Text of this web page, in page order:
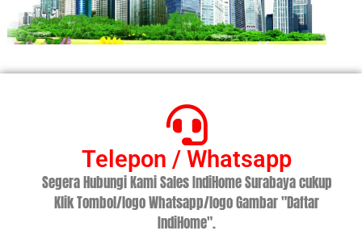
Telepon / Whatsapp
Segera Hubungi Kami Sales IndiHome Surabaya cukup
Klik Tombol/logo Whatsapp/logo Gambar "Daftar
IndiHome".